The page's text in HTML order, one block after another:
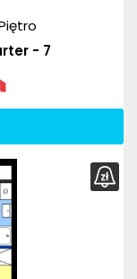
- 7